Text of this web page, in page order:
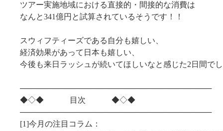
ツアー実施地域における直接的・間接的な消費は
なんと341億円と試算されているそうです！！
スウィフティーズである自分も嬉しい、
経済効果があって日本も嬉しい、
今後も来日ラッシュが続いてほしいなと感じた2日間で
───────────────────────────────────
◆◇◆ 目次 ◆◇◆
───────────────────────────────────
[1]今月の注目コラム：